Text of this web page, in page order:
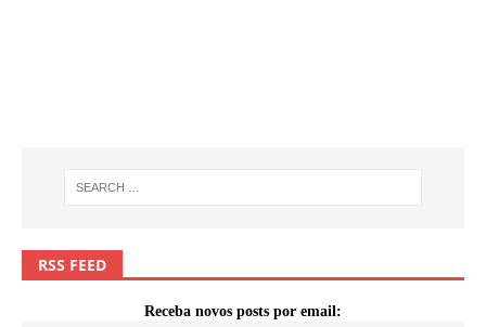
RSS FEED
Receba novos posts por email: